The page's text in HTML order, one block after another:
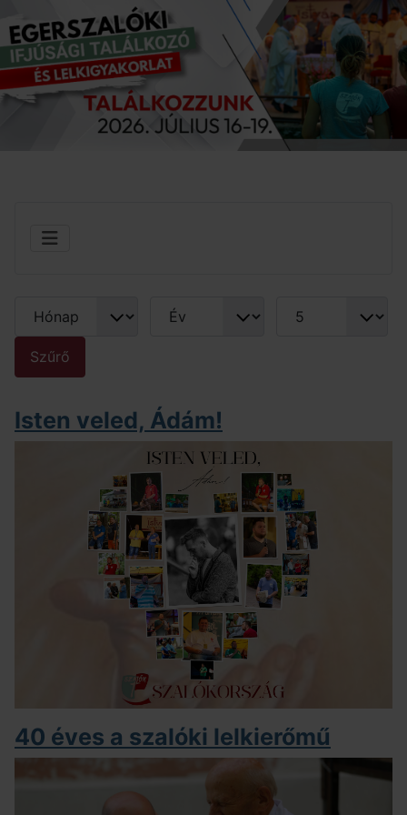
Szűrők
Hónap Tételek #
Szűrő
Isten veled, Ádám!
40 éves a szalóki lelkierőmű